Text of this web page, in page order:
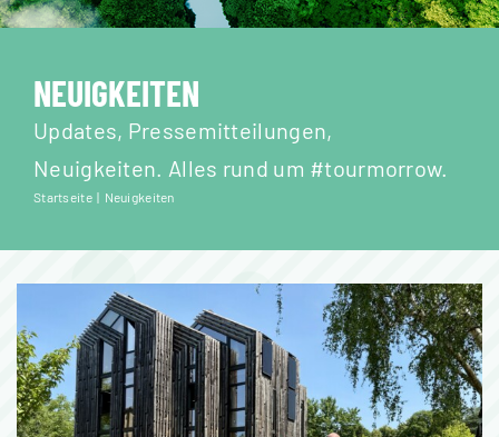
NEUIGKEITEN
Updates, Pressemitteilungen,
Neuigkeiten. Alles rund um #tourmorrow.
Startseite Neuigkeiten